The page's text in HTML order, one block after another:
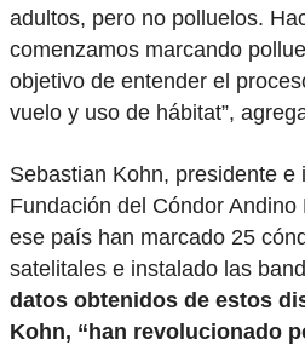
adultos, pero no polluelos.
comenzamos marcando
objetivo de entender el
vuelo y uso de hábitat”,
Sebastian Kohn, presidente e
Fundación del Cóndor
ese país han marcado 25
satelitales e instalado las
datos obtenidos de estos
Kohn, “han revolucionado